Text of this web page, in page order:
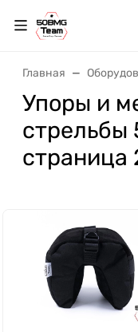
Главная
Упоры и
стрельбы
страница